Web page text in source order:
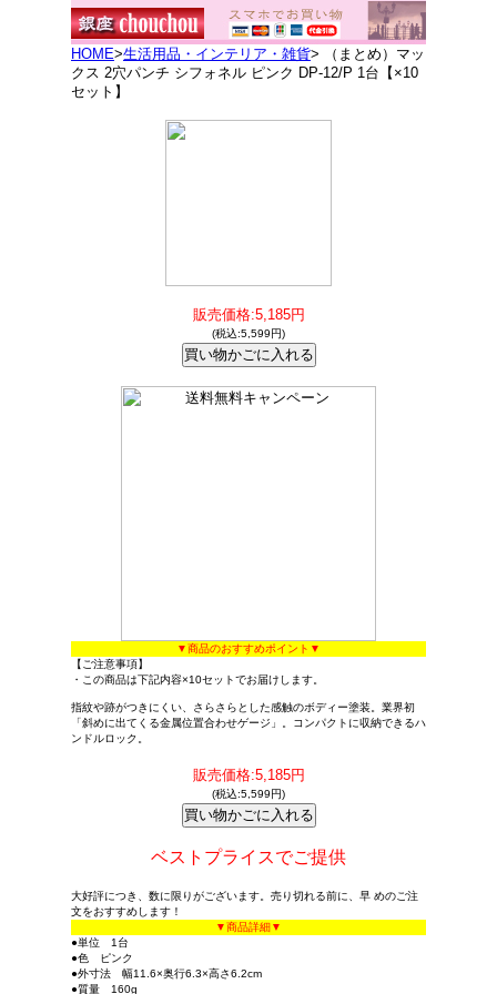
HOME>生活用品・インテリア・雑貨> （まとめ）マッ
クス 2穴パンチ シフォネル ピンク DP-12/P 1台【×10
セット】
販売価格:5,185円
(税込:5,599円)
▼商品のおすすめポイント▼
【ご注意事項】
・この商品は下記内容×10セットでお届けします。
指紋や跡がつきにくい、さらさらとした感触のボディー塗装。業界初
「斜めに出てくる金属位置合わせゲージ」。コンパクトに収納できるハ
ンドルロック。
販売価格:5,185円
(税込:5,599円)
ベストプライスでご提供
大好評につき、数に限りがございます。売り切れる前に、早 めのご注
文をおすすめします！
▼商品詳細▼
●単位 1台
●色 ピンク
●外寸法 幅11.6×奥行6.3×高さ6.2cm
●質量 160g